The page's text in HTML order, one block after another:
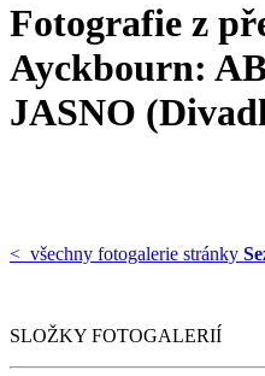
Fotografie z
Ayckbourn:
JASNO
< všechny fotogalerie stránky
SLOŽKY FOTOGALERIÍ